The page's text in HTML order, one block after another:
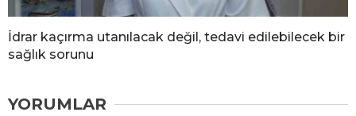
İdrar kaçırma utanılacak değil, tedavi edilebilecek bir
sağlık sorunu
YORUMLAR